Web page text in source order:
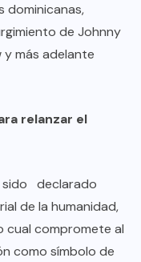
dominicanas,
de Johnny
y más adelante
relanzar el
sido declarado
de la humanidad,
cual compromete al
como símbolo de